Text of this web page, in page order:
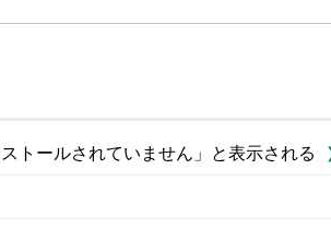
トールされていません」と表示される